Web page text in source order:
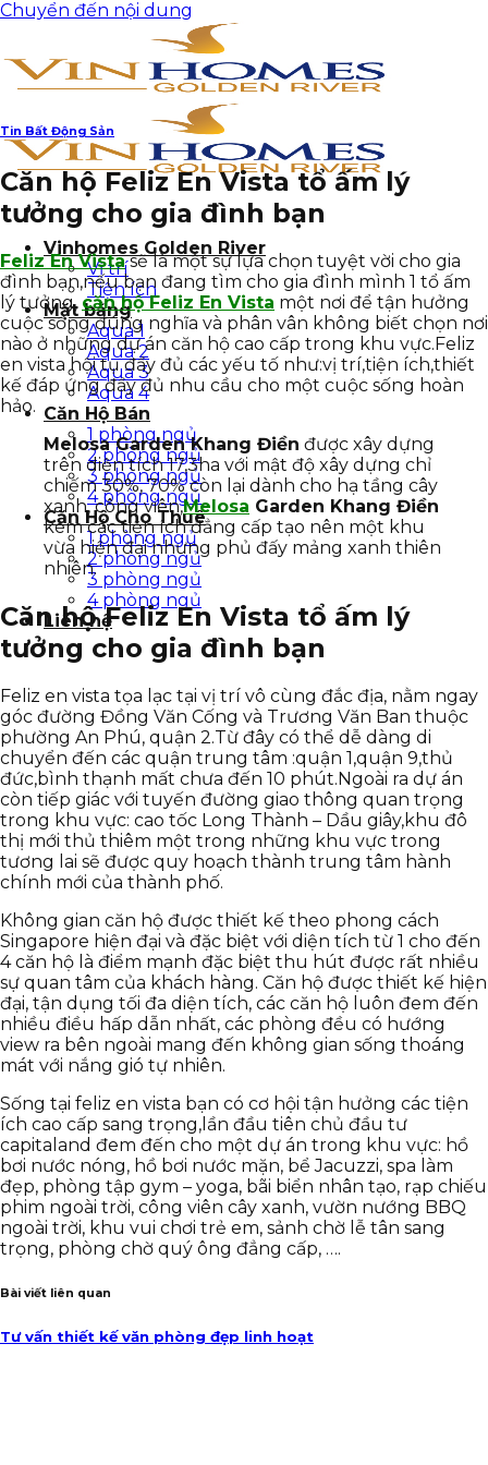
Chuyển đến nội dung
Vinhomes Golden River
Vị trí
Tiện ích
Mặt bằng
Aqua 1
Aqua 2
Aqua 3
Aqua 4
Căn Hộ Bán
1 phòng ngủ
2 phòng ngủ
3 phòng ngủ
4 phòng ngủ
Căn Hộ Cho Thuê
1 phòng ngủ
2 phòng ngủ
3 phòng ngủ
4 phòng ngủ
Liên hệ
Tin Bất Động Sản
Căn hộ Feliz En Vista tổ ấm lý
tưởng cho gia đình bạn
Feliz En Vistasẽ là một sự lựa chọn tuyệt vời cho gia
đình bạn,nếu bạn đang tìm cho gia đình mình 1 tổ ấm
lý tưởng, căn hộ Feliz En Vista một nơi để tận hưởng
cuộc sống đúng nghĩa và phân vân không biết chọn nơi
nào ở những dự án căn hộ cao cấp trong khu vực.Feliz
en vista hội tụ đầy đủ các yếu tố như:vị trí,tiện ích,thiết
kế đáp ứng đầy đủ nhu cầu cho một cuộc sống hoàn
hảo.
Melosa Garden Khang Điền được xây dựng
trên diện tích 17,3ha với mật độ xây dựng chỉ
chiếm 30%, 70% còn lại dành cho hạ tầng cây
xanh, công viên,Melosa Garden Khang Điền
kèm các tiện ích đẳng cấp tạo nên một khu
vừa hiện đại nhưng phủ đấy mảng xanh thiên
nhiên.
Căn hộ Feliz En Vista tổ ấm lý
tưởng cho gia đình bạn
Feliz en vista tọa lạc tại vị trí vô cùng đắc địa, nằm ngay
góc đường Đồng Văn Cống và Trương Văn Ban thuộc
phường An Phú, quận 2.Từ đây có thể dễ dàng di
chuyển đến các quận trung tâm :quận 1,quận 9,thủ
đức,bình thạnh mất chưa đến 10 phút.Ngoài ra dự án
còn tiếp giác với tuyến đường giao thông quan trọng
trong khu vực: cao tốc Long Thành – Dầu giây,khu đô
thị mới thủ thiêm một trong những khu vực trong
tương lai sẽ được quy hoạch thành trung tâm hành
chính mới của thành phố.
Không gian căn hộ được thiết kế theo phong cách
Singapore hiện đại và đặc biệt với diện tích từ 1 cho đến
4 căn hộ là điểm mạnh đặc biệt thu hút được rất nhiều
sự quan tâm của khách hàng. Căn hộ được thiết kế hiện
đại, tận dụng tối đa diện tích, các căn hộ luôn đem đến
nhiều điều hấp dẫn nhất, các phòng đều có hướng
view ra bên ngoài mang đến không gian sống thoáng
mát với nắng gió tự nhiên.
Sống tại feliz en vista bạn có cơ hội tận hưởng các tiện
ích cao cấp sang trọng,lần đầu tiên chủ đầu tư
capitaland đem đến cho một dự án trong khu vực: hồ
bơi nước nóng, hồ bơi nước mặn, bể Jacuzzi, spa làm
đẹp, phòng tập gym – yoga, bãi biển nhân tạo, rạp chiếu
phim ngoài trời, công viên cây xanh, vườn nướng BBQ
ngoài trời, khu vui chơi trẻ em, sảnh chờ lễ tân sang
trọng, phòng chờ quý ông đẳng cấp, ….
Bài viết liên quan
Tư vấn thiết kế văn phòng đẹp linh hoạt